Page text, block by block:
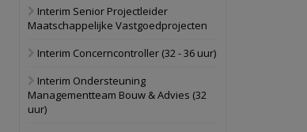
politiebureau
Interim Senior Projectleider
Maatschappelijke Vastgoedprojecten
Interim Concerncontroller (32 - 36 uur)
Interim Ondersteuning
Managementteam Bouw & Advies (32
uur)